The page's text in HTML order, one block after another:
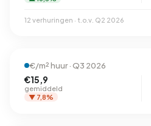
12 verhuringen · t.o.v. Q2 2026
€/m² huur · Q3 2026
€15,9
gemiddeld
▼ 7,8%